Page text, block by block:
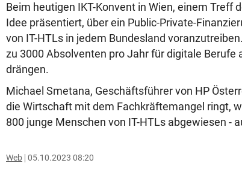
Beim heutigen IKT-Konvent in Wien, einem Treff
Idee präsentiert, über ein Public-Private-
von IT-HTLs in jedem Bundesland
zu 3000 Absolventen pro Jahr für digitale Berufe
drängen.
Michael Smetana, Geschäftsführer von HP
die Wirtschaft mit dem Fachkräftemangel ringt,
800 junge Menschen von IT-HTLs abgewiesen -
Web 05.10.2023 08:20